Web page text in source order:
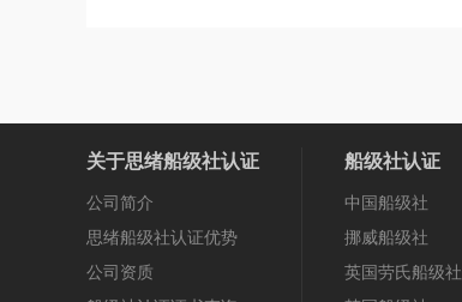
关于思绪船级社认证
公司简介
思绪船级社认证优势
公司资质
船级社认证
中国船级社
挪威船级社
英国劳氏船级社